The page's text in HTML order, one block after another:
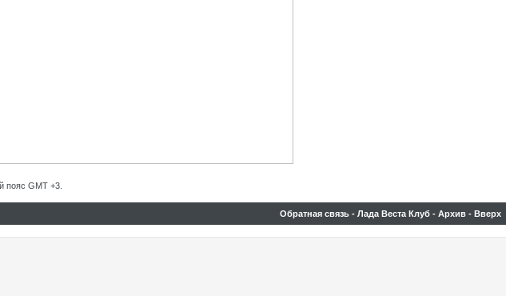
пояс GMT +3.
Обратная связь - Лада Веста Клуб - Архив - Вверх